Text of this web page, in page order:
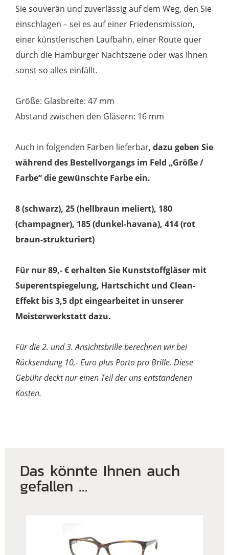
Sie souverän und zuverlässig auf dem Weg, den Sie
einschlagen – sei es auf einer Friedensmission,
einer künstlerischen Laufbahn, einer Route quer
durch die Hamburger Nachtszene oder was Ihnen
sonst so alles einfällt.
Größe: Glasbreite: 47 mm
Abstand zwischen den Gläsern: 16 mm
Auch in folgenden Farben lieferbar,dazu geben Sie
während des Bestellvorgangs im Feld „Größe /
Farbe“ die gewünschte Farbe ein.
8 (schwarz), 25 (hellbraun meliert), 180
(champagner), 185 (dunkel-havana), 414 (rot
braun-strukturiert)
Für nur 89,- € erhalten Sie Kunststoffgläser mit
Superentspiegelung, Hartschicht und Clean-
Effekt bis 3,5 dpt eingearbeitet in unserer
Meisterwerkstatt dazu.
Für die 2. und 3. Ansichtsbrille berechnen wir bei
Rücksendung 10,- Euro plus Porto pro Brille. Diese
Gebühr deckt nur einen Teil der uns entstandenen
Kosten.
Das könnte Ihnen auch
gefallen …